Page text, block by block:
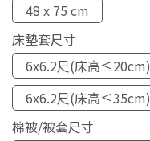
48 x 75 cm
床墊套尺寸
6x6.2尺(床高≤20cm)
6x6.2尺(床高≤35cm)
棉被/被套尺寸